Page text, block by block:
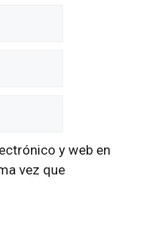
y web en
vez que